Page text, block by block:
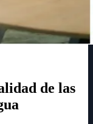
de las